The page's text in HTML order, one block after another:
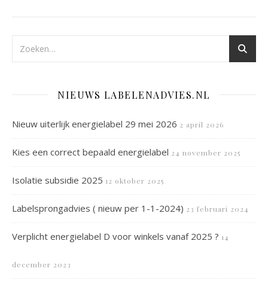
NIEUWS LABELENADVIES.NL
Nieuw uiterlijk energielabel 29 mei 2026 2 april 2026
Kies een correct bepaald energielabel 24 november 2025
Isolatie subsidie 2025 12 oktober 2025
Labelsprongadvies ( nieuw per 1-1-2024) 23 februari 2024
Verplicht energielabel D voor winkels vanaf 2025 ? 14
december 2023